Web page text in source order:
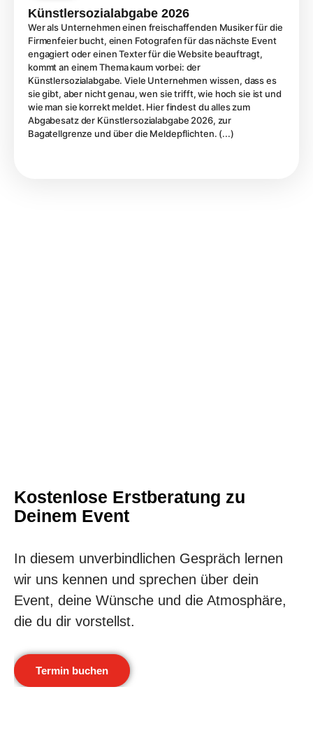
Künstlersozialabgabe 2026
Wer als Unternehmen einen freischaffenden Musiker für die
Firmenfeier bucht, einen Fotografen für das nächste Event
engagiert oder einen Texter für die Website beauftragt,
kommt an einem Thema kaum vorbei: der
Künstlersozialabgabe. Viele Unternehmen wissen, dass es
sie gibt, aber nicht genau, wen sie trifft, wie hoch sie ist und
wie man sie korrekt meldet. Hier findest du alles zum
Abgabesatz der Künstlersozialabgabe 2026, zur
Bagatellgrenze und über die Meldepflichten. (...)
Kostenlose Erstberatung zu
Deinem Event
In diesem unverbindlichen Gespräch lernen
wir uns kennen und sprechen über dein
Event, deine Wünsche und die Atmosphäre,
die du dir vorstellst.
Termin buchen